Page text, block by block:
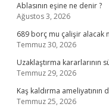
Ablasının eşine ne denir ?
Ağustos 3, 2026
689 borç mu çalişir alacak
Temmuz 30, 2026
Uzaklaştırma kararlarının
Temmuz 29, 2026
Kaş kaldırma ameliyatının
Temmuz 25, 2026